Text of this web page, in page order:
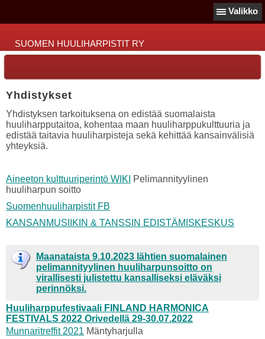
Valikko
SUOMEN HUULIHARPISTIT RY
Yhdistykset
Yhdistyksen tarkoituksena on edistää suomalaista
huuliharpputaitoa, kohentaa maan huuliharppukulttuuria ja
edistää taitavia huuliharpisteja sekä kehittää kansainvälisiä
yhteyksiä.
Aineeton kulttuuriperintö WIKI
Pelimannityylinen
huuliharpun soitto
Suomenhuuliharpistit FB
KANSANMUSIIKIN & TANSSIN EDISTÄMISKESKUS
Maanataista 9.10.2023 lähtien suomalainen
pelimannityylinen huuliharpunsoitto on
virallisesti julistettu kansalliseksi eläväksi
perinnöksi.
Huuliharppufestivaali FINLAND HARMONICA
FESTIVALS 2022 Orivedellä 29-30.07.2022
Munnaritreffit 2021 Mäntyharjulla